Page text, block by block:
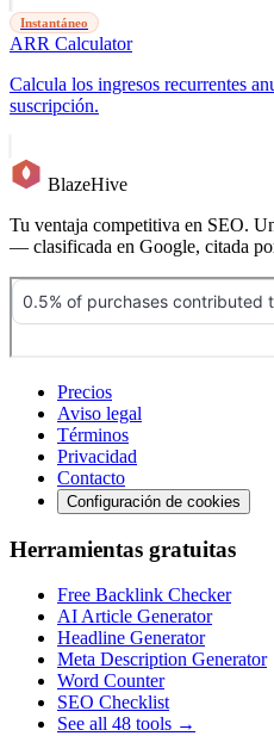
Instantáneo
ARR Calculator
Calcula los ingresos recurrentes
suscripción.
BlazeHive
Tu ventaja competitiva en SEO.
— clasificada en Google, citada
Precios
Aviso legal
Términos
Privacidad
Contacto
Configuración de cookies
Herramientas gratuitas
Free Backlink Checker
AI Article Generator
Headline Generator
Meta Description Generator
Word Counter
SEO Checklist
See all 48 tools →